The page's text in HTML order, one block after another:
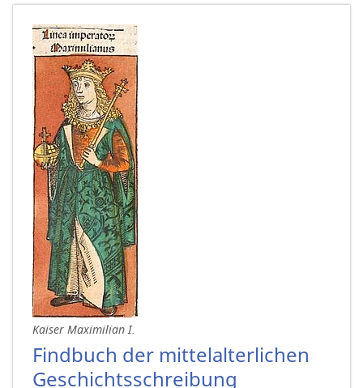
Kaiser Maximilian I.
Findbuch der mittelalterlichen
Geschichtsschreibung